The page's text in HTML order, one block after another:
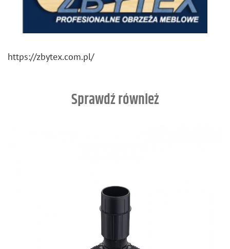
https://​zbytex.​com.​pl/
Sprawdź również